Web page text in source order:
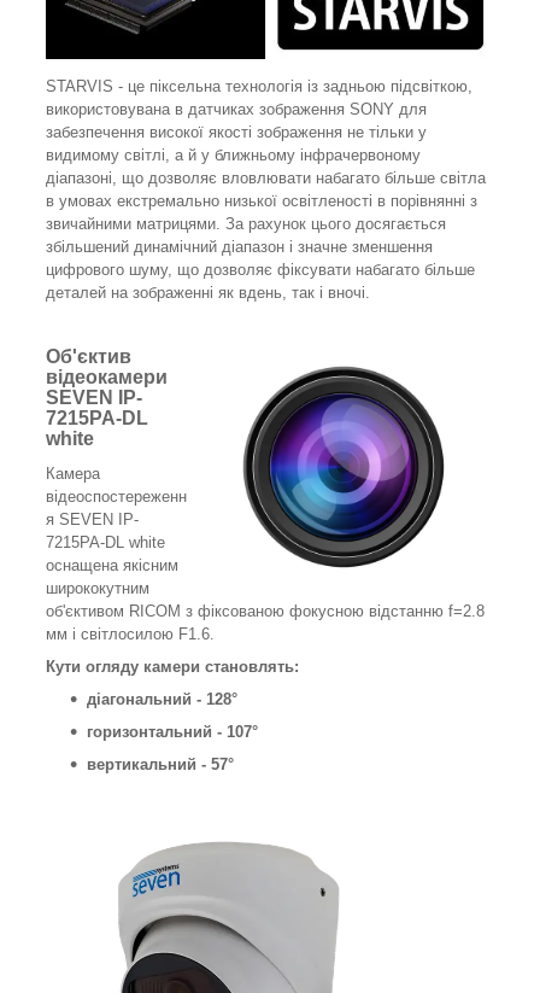
STARVIS - це піксельна технологія із задньою підсвіткою,
використовувана в датчиках зображення SONY для
забезпечення високої якості зображення не тільки у
видимому світлі, а й у ближньому інфрачервоному
діапазоні, що дозволяє вловлювати набагато більше світла
в умовах екстремально низької освітленості в порівнянні з
звичайними матрицями. За рахунок цього досягається
збільшений динамічний діапазон і значне зменшення
цифрового шуму, що дозволяє фіксувати набагато більше
деталей на зображенні як вдень, так і вночі.
Об'єктив
відеокамери
SEVEN IP-
7215PA-DL
white
Камера
відеоспостереженн
я SEVEN IP-
7215PA-DL white
оснащена якісним
ширококутним
об'єктивом RICOM з фіксованою фокусною відстанню f=2.8
мм і світлосилою F1.6.
Кути огляду камери становлять:
діагональний - 128°
горизонтальний - 107°
вертикальний - 57°